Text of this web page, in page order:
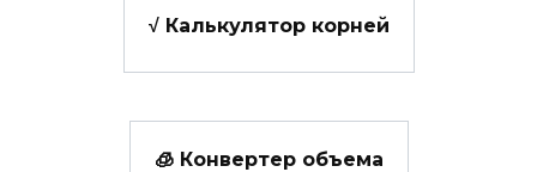
√ Калькулятор корней
🧊 Конвертер объема